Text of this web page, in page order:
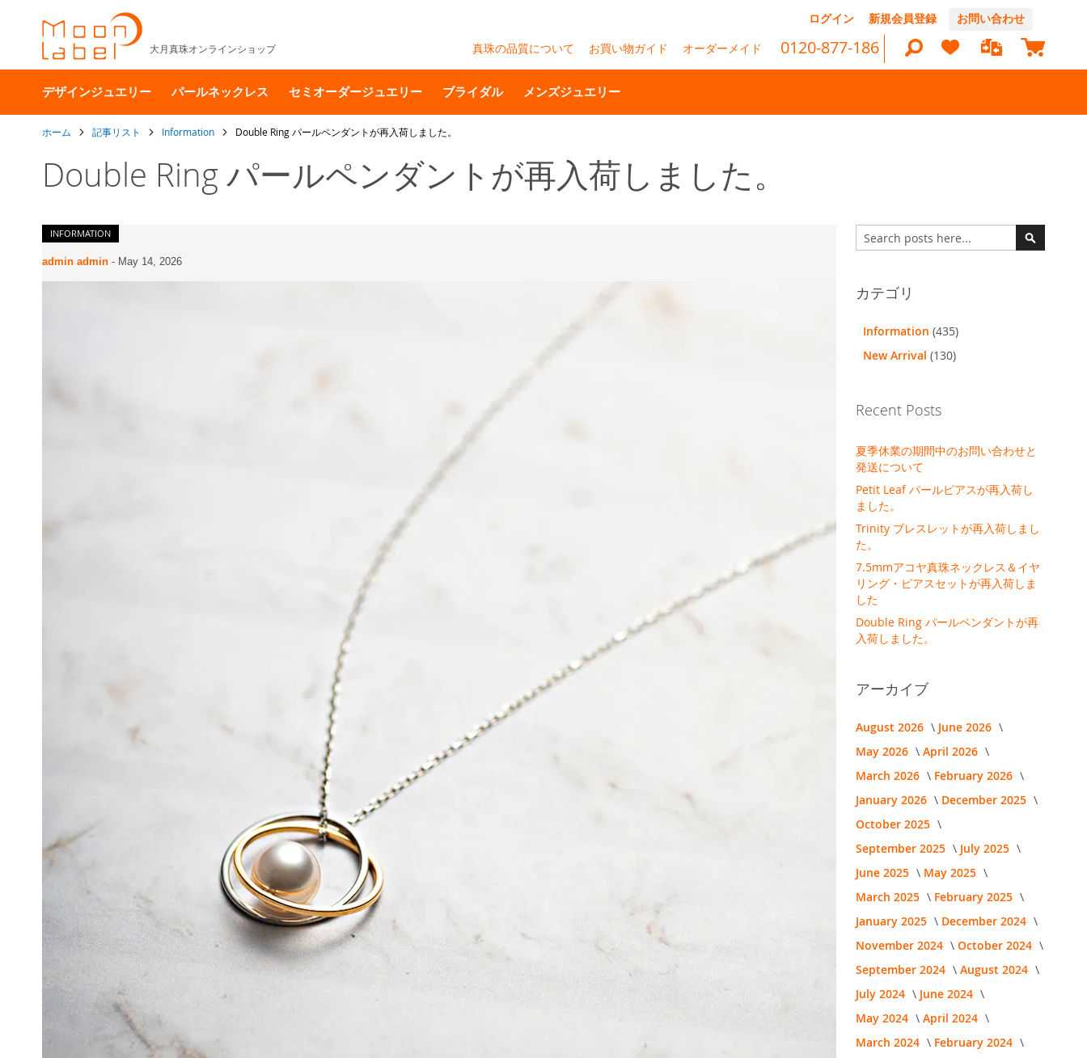
テ
ン
ツ
ログイン 新規会員登録 お問い合わせ
大月真珠オンラインショップ 真珠の品質について お買い物ガイド オーダーメイド 0120-877-186 マイカ
デザインジュエリー パールネックレス セミオーダージュエリー ブライダル メンズジュエリー
ホーム 記事リスト Information Double Ring パールペンダントが再入荷しました。
Double Ring パールペンダントが再入荷しました。
INFORMATION
admin admin - May 14, 2026
検
索
カテゴリ
Information(435)
New Arrival(130)
Recent Posts
夏季休業の期間中のお問い合わせと
発送について
Petit Leaf パールピアスが再入荷し
ました。
Trinity ブレスレットが再入荷しまし
た。
7.5mmアコヤ真珠ネックレス＆イヤ
リング・ピアスセットが再入荷しま
した
Double Ring パールペンダントが再
入荷しました。
アーカイブ
August 2026
June 2026
May 2026
April 2026
March 2026
February 2026
January 2026
December 2025
October 2025
September 2025
July 2025
June 2025
May 2025
March 2025
February 2025
January 2025
December 2024
November 2024
October 2024
September 2024
August 2024
July 2024
June 2024
May 2024
April 2024
March 2024
February 2024